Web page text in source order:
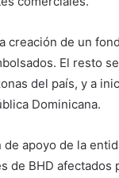
creación de un
El resto
del país, y a
Dominicana.
de apoyo de la
de BHD